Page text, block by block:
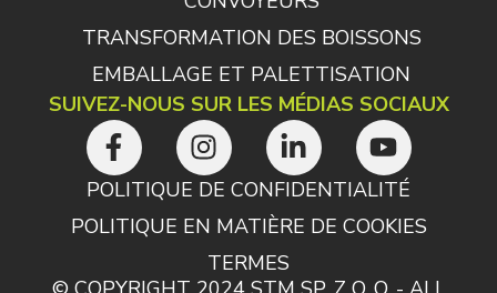
TRANSFORMATION DES BOISSONS
EMBALLAGE ET PALETTISATION
SUIVEZ-NOUS SUR LES MÉDIAS SOCIAUX
POLITIQUE DE CONFIDENTIALITÉ
POLITIQUE EN MATIÈRE DE COOKIES
TERMES